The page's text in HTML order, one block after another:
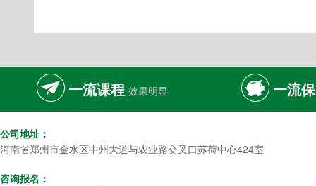
一流课程 效果明显 一流
公司地址：
河南省郑州市金水区中州大道与农业路交叉口苏荷中心424室
咨询报名：